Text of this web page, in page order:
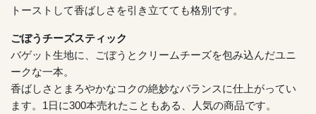
トーストして香ばしさを引き立てても格別です。
ごぼうチーズスティック
バゲット生地に、ごぼうとクリームチーズを包み込んだユニ
ークな一本。
香ばしさとまろやかなコクの絶妙なバランスに仕上がってい
ます。1日に300本売れたこともある、人気の商品です。